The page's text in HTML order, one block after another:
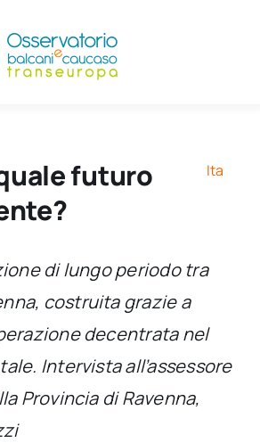
futuro
Ita
di lungo periodo tra
costruita grazie a
decentrata nel
Intervista all’assessore
Provincia di Ravenna,